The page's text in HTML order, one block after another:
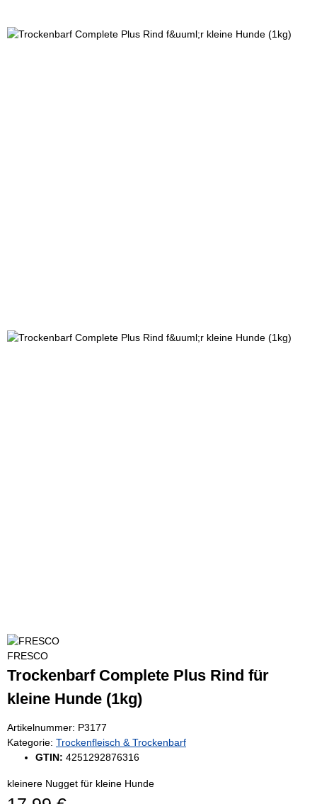
FRESCO
Trockenbarf Complete Plus Rind für
kleine Hunde (1kg)
Artikelnummer: P3177
Kategorie: Trockenfleisch & Trockenbarf
GTIN: 4251292876316
kleinere Nugget für kleine Hunde